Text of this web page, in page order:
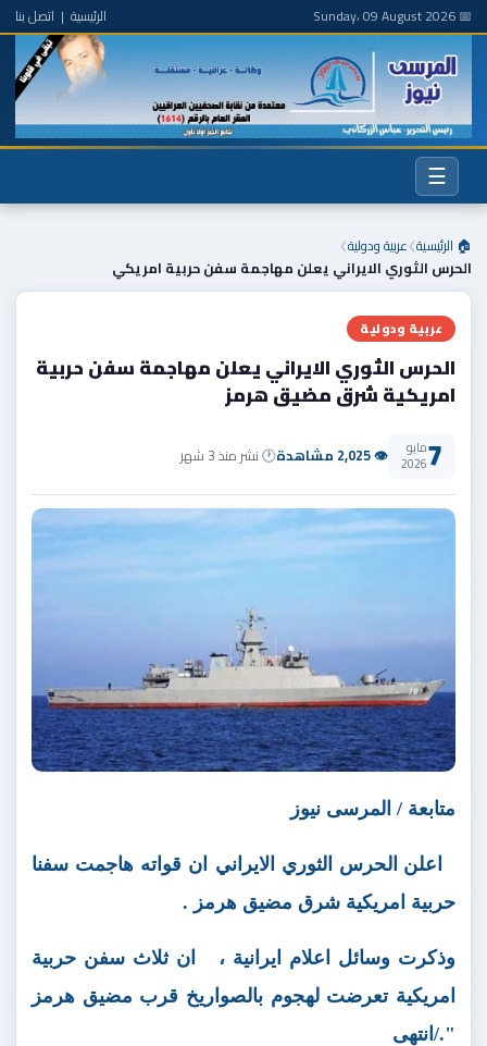
📅 Sunday، 09 August 2026 الرئيسية | اتصل بنا
☰
🏠 الرئيسية❯عربية ودولية❯
الحرس الثوري الايراني يعلن مهاجمة سفن حربية امريكي
عربية ودولية
الحرس الثوري الايراني يعلن مهاجمة سفن حربية
امريكية شرق مضيق هرمز
7مايو
2026 👁 2,025 مشاهدة 🕐 نشر منذ 3 شهر
متابعة / المرسى نيوز
اعلن الحرس الثوري الايراني ان قواته هاجمت سفنا
حربية امريكية شرق مضيق هرمز .
وذكرت وسائل اعلام ايرانية ،
ان ثلاث سفن حربية
امريكية تعرضت لهجوم بالصواريخ قرب مضيق هرمز
"./انتهى